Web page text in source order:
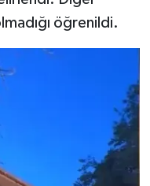
öğrenildi.